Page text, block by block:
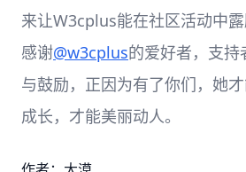
来让W3cplus能在社区活动中
感谢@w3cplus的爱好者，支
与鼓励，正因为有了你们，她
成长，才能美丽动人。